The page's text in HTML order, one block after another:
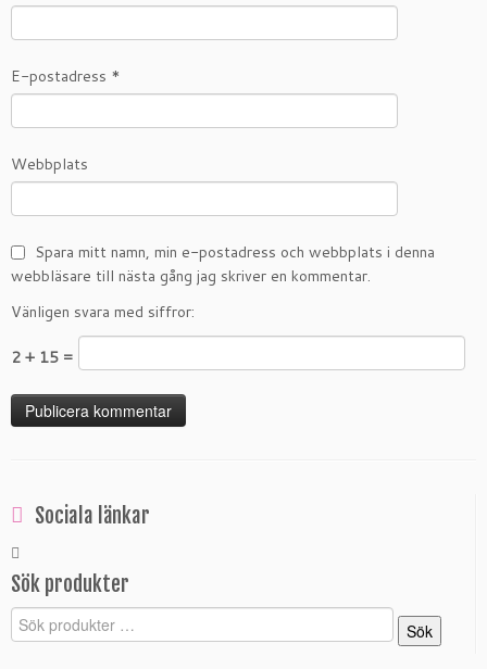
E-postadress *
Webbplats
Spara mitt namn, min e-postadress och webbplats i denna
webbläsare till nästa gång jag skriver en kommentar.
Vänligen svara med siffror:
2 + 15 =
Sociala länkar
Sök produkter
Sök
efter:
Sök